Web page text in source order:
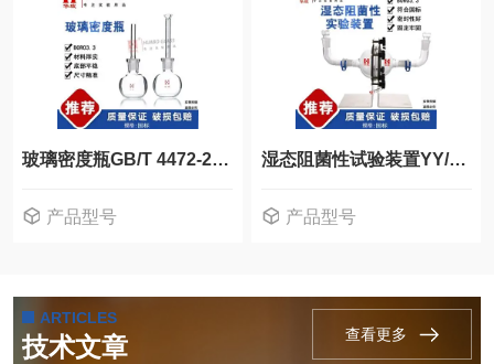
玻璃密度瓶GB/T 4472-2011 玻璃仪器
产品型号
湿态阻菌性试验装置YY/T 0471.5 玻璃仪器
产品型号
ARTICLES
技术文章 查看更多